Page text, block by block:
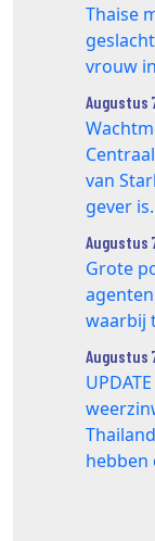
Thaise
vrouw
Augustus
van
gever is.
Augustus
Grote
waarbij
Augustus
hebben